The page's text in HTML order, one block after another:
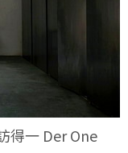
得一 Der One